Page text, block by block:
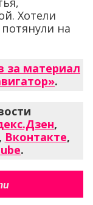
Хотели
потянули на
за материал
.
,
Вконтакте,
.